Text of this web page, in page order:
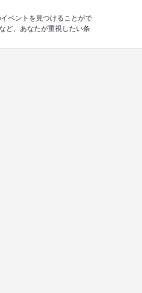
ベントを見つけることがで
ど、あなたが重視したい条